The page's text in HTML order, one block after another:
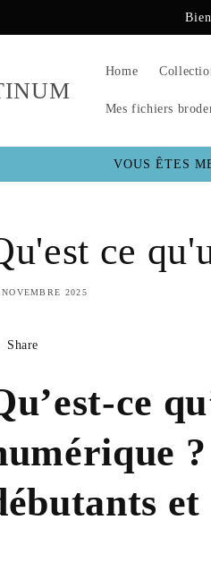
Home
Mes fichiers
VOUS ÊTES
ce
NOVEMBRE 2025
Share
ce
et